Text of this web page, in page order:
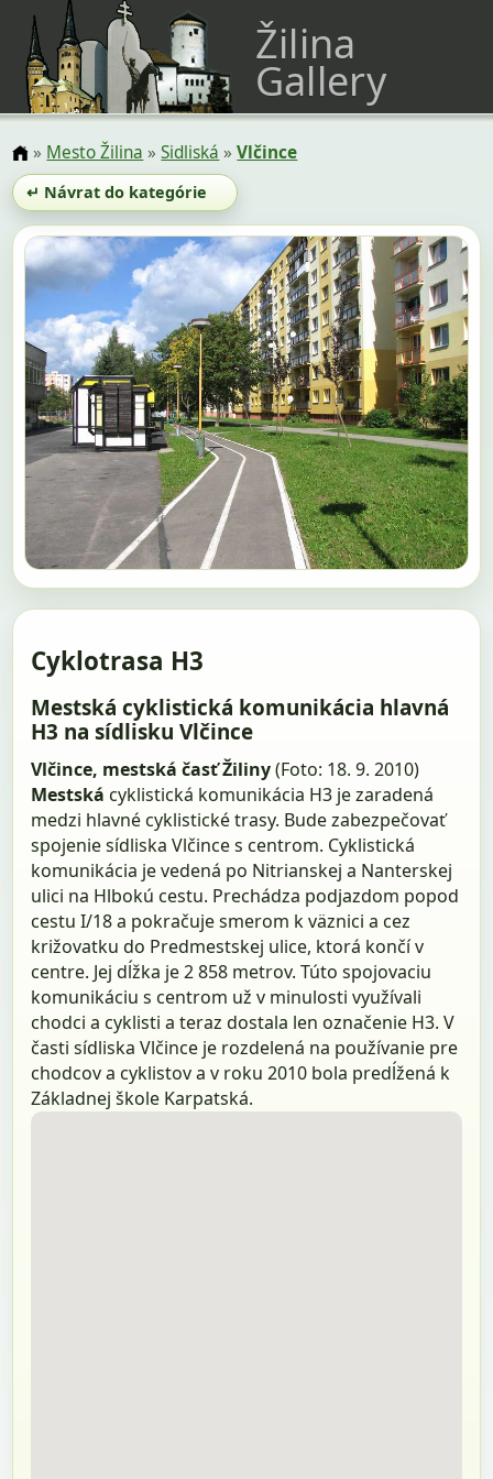
Žilina
Gallery
» Mesto Žilina »Sidliská »Vlčince
↵ Návrat do kategórie
Cyklotrasa H3
Mestská cyklistická komunikácia hlavná
H3 na sídlisku Vlčince
Vlčince, mestská časť Žiliny(Foto: 18. 9. 2010)
Mestskácyklistická komunikácia H3 je zaradená
medzi hlavné cyklistické trasy. Bude zabezpečovať
spojenie sídliska Vlčince s centrom. Cyklistická
komunikácia je vedená po Nitrianskej a Nanterskej
ulici na Hlbokú cestu. Prechádza podjazdom popod
cestu I/18 a pokračuje smerom k väznici a cez
križovatku do Predmestskej ulice, ktorá končí v
centre. Jej dĺžka je 2 858 metrov. Túto spojovaciu
komunikáciu s centrom už v minulosti využívali
chodci a cyklisti a teraz dostala len označenie H3. V
časti sídliska Vlčince je rozdelená na používanie pre
chodcov a cyklistov a v roku 2010 bola predĺžená k
Základnej škole Karpatská.